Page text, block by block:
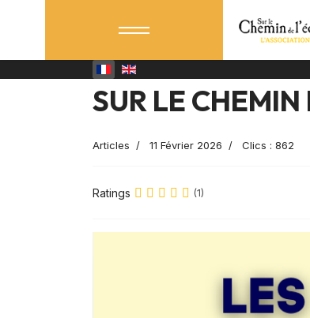
SUR LE
Articles 11 Février 2026 Clics : 862
Ratings (1)